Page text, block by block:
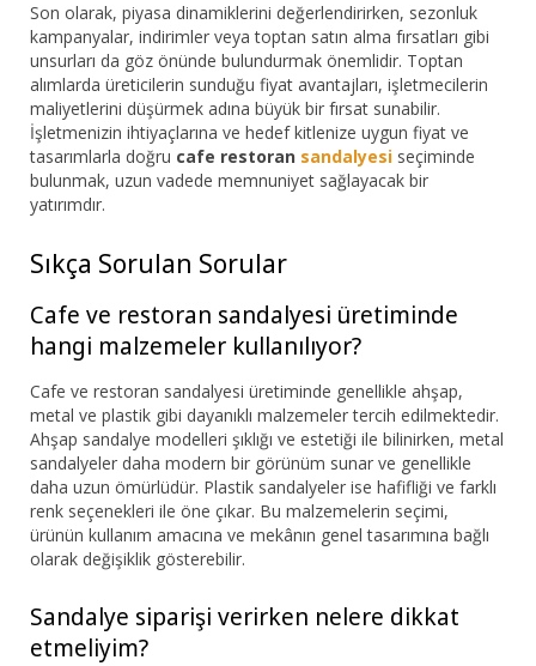
Son olarak, piyasa dinamiklerini değerlendirirken, sezonluk
kampanyalar, indirimler veya toptan satın alma fırsatları gibi
unsurları da göz önünde bulundurmak önemlidir. Toptan
alımlarda üreticilerin sunduğu fiyat avantajları, işletmecilerin
maliyetlerini düşürmek adına büyük bir fırsat sunabilir.
İşletmenizin ihtiyaçlarına ve hedef kitlenize uygun fiyat ve
tasarımlarla doğru cafe restoran sandalyesi seçiminde
bulunmak, uzun vadede memnuniyet sağlayacak bir
yatırımdır.
Sıkça Sorulan Sorular
Cafe ve restoran sandalyesi üretiminde
hangi malzemeler kullanılıyor?
Cafe ve restoran sandalyesi üretiminde genellikle ahşap,
metal ve plastik gibi dayanıklı malzemeler tercih edilmektedir.
Ahşap sandalye modelleri şıklığı ve estetiği ile bilinirken, metal
sandalyeler daha modern bir görünüm sunar ve genellikle
daha uzun ömürlüdür. Plastik sandalyeler ise hafifliği ve farklı
renk seçenekleri ile öne çıkar. Bu malzemelerin seçimi,
ürünün kullanım amacına ve mekânın genel tasarımına bağlı
olarak değişiklik gösterebilir.
Sandalye siparişi verirken nelere dikkat
etmeliyim?